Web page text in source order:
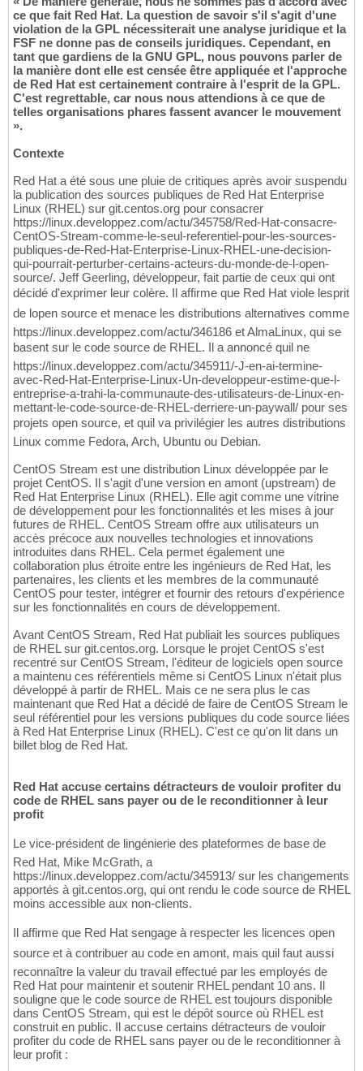
ce que fait Red Hat. La question de savoir s'il s'agit d'une
violation de la GPL nécessiterait une analyse juridique et la
FSF ne donne pas de conseils juridiques. Cependant, en
tant que gardiens de la GNU GPL, nous pouvons parler de
la manière dont elle est censée être appliquée et l'approche
de Red Hat est certainement contraire à l'esprit de la GPL.
C'est regrettable, car nous nous attendions à ce que de
telles organisations phares fassent avancer le mouvement
».
Contexte
Red Hat a été sous une pluie de critiques après avoir suspendu
la publication des sources publiques de Red Hat Enterprise
Linux (RHEL) sur git.centos.org pour consacrer
https://linux.developpez.com/actu/345758/Red-Hat-consacre-
CentOS-Stream-comme-le-seul-referentiel-pour-les-sources-
publiques-de-Red-Hat-Enterprise-Linux-RHEL-une-decision-
qui-pourrait-perturber-certains-acteurs-du-monde-de-l-open-
source/. Jeff Geerling, développeur, fait partie de ceux qui ont
décidé d'exprimer leur colère. Il affirme que Red Hat viole lesprit
de lopen source et menace les distributions alternatives comme
https://linux.developpez.com/actu/346186 et AlmaLinux, qui se
basent sur le code source de RHEL. Il a annoncé quil ne
https://linux.developpez.com/actu/345911/-J-en-ai-termine-
avec-Red-Hat-Enterprise-Linux-Un-developpeur-estime-que-l-
entreprise-a-trahi-la-communaute-des-utilisateurs-de-Linux-en-
mettant-le-code-source-de-RHEL-derriere-un-paywall/ pour ses
projets open source, et quil va privilégier les autres distributions
Linux comme Fedora, Arch, Ubuntu ou Debian.
CentOS Stream est une distribution Linux développée par le
projet CentOS. Il s'agit d'une version en amont (upstream) de
Red Hat Enterprise Linux (RHEL). Elle agit comme une vitrine
de développement pour les fonctionnalités et les mises à jour
futures de RHEL. CentOS Stream offre aux utilisateurs un
accès précoce aux nouvelles technologies et innovations
introduites dans RHEL. Cela permet également une
collaboration plus étroite entre les ingénieurs de Red Hat, les
partenaires, les clients et les membres de la communauté
CentOS pour tester, intégrer et fournir des retours d'expérience
sur les fonctionnalités en cours de développement.
Avant CentOS Stream, Red Hat publiait les sources publiques
de RHEL sur git.centos.org. Lorsque le projet CentOS s'est
recentré sur CentOS Stream, l'éditeur de logiciels open source
a maintenu ces référentiels même si CentOS Linux n'était plus
développé à partir de RHEL. Mais ce ne sera plus le cas
maintenant que Red Hat a décidé de faire de CentOS Stream le
seul référentiel pour les versions publiques du code source liées
à Red Hat Enterprise Linux (RHEL). C'est ce qu'on lit dans un
billet blog de Red Hat.
Red Hat accuse certains détracteurs de vouloir profiter du
code de RHEL sans payer ou de le reconditionner à leur
profit
Le vice-président de lingénierie des plateformes de base de
Red Hat, Mike McGrath, a
https://linux.developpez.com/actu/345913/ sur les changements
apportés à git.centos.org, qui ont rendu le code source de RHEL
moins accessible aux non-clients.
Il affirme que Red Hat sengage à respecter les licences open
source et à contribuer au code en amont, mais quil faut aussi
reconnaître la valeur du travail effectué par les employés de
Red Hat pour maintenir et soutenir RHEL pendant 10 ans. Il
souligne que le code source de RHEL est toujours disponible
dans CentOS Stream, qui est le dépôt source où RHEL est
construit en public. Il accuse certains détracteurs de vouloir
profiter du code de RHEL sans payer ou de le reconditionner à
leur profit :